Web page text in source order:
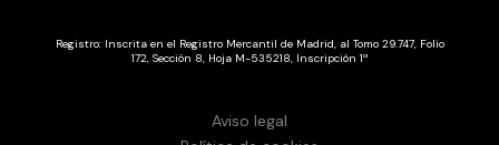
Registro: Inscrita en el Registro Mercantil de Madrid, al Tomo 29.747, Folio
172, Sección 8, Hoja M-535218, Inscripción 1ª
Aviso legal